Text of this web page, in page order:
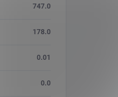
747.0
178.0
0.01
0.0